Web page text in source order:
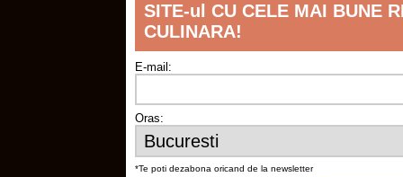
SITE-ul CU CELE MAI BUNE
CULINARA!
E-mail:
Oras:
*Te poti dezabona oricand de la newsletter